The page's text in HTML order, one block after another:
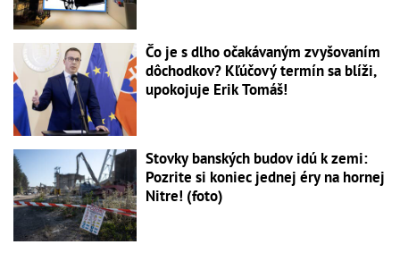
Čo je s dlho očakávaným zvyšovaním
dôchodkov? Kľúčový termín sa blíži,
upokojuje Erik Tomáš!
Stovky banských budov idú k zemi:
Pozrite si koniec jednej éry na hornej
Nitre! (foto)